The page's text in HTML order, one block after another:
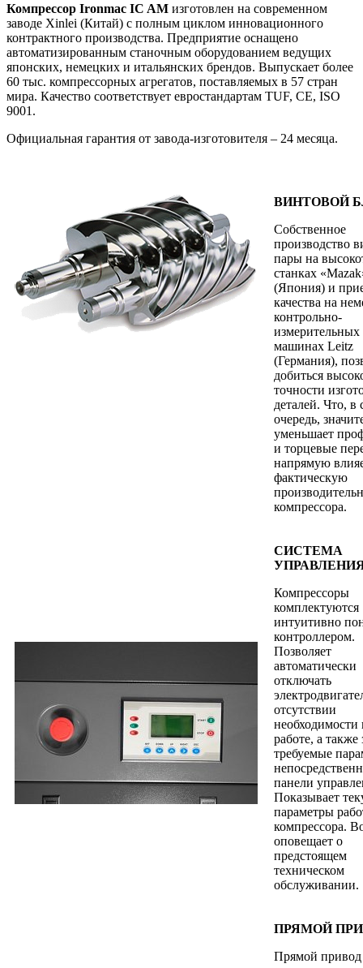
Компрессор Ironmac IC AM изготовлен на современном
заводе Xinlei (Китай) с полным циклом инновационного
контрактного производства. Предприятие оснащено
автоматизированным станочным оборудованием ведущих
японских, немецких и итальянских брендов. Выпускает более
60 тыс. компрессорных агрегатов, поставляемых в 57 стран
мира. Качество соответствует евростандартам TUF, CE, ISO
9001.
Официальная гарантия от завода-изготовителя – 24 месяца.
ВИНТОВОЙ
Собственное
производство
пары на
станках
(Япония) и
качества на
контрольно-
измерительных
машинах Leitz
(Германия),
добиться
точности
деталей. Что, в
очередь,
уменьшает
и торцевые
напрямую
фактическую
компрессора.
СИСТЕМА
Компрессоры
комплектуются
интуитивно
контроллером.
Позволяет
автоматически
отключать
отсутствии
необходимости
работе, а также
требуемые
панели
Показывает
параметры
компрессора.
оповещает о
предстоящем
техническом
обслуживании.
ПРЯМОЙ
Прямой привод